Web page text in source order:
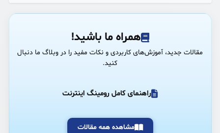
همراه ما باشید!
مقالات جدید، آموزش‌های کاربردی و نکات مفید را در وبلاگ ما دنبال
کنید.
راهنمای کامل رومینگ اینترنت
مشاهده همه مقالات